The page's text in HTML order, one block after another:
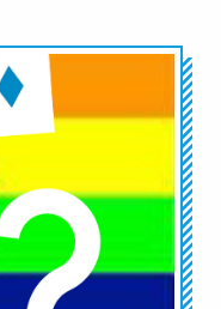
Audio-
Player